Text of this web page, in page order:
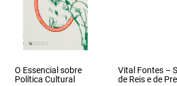
O Essencial sobre
Política Cultural
Vital Fontes –
de Reis e de